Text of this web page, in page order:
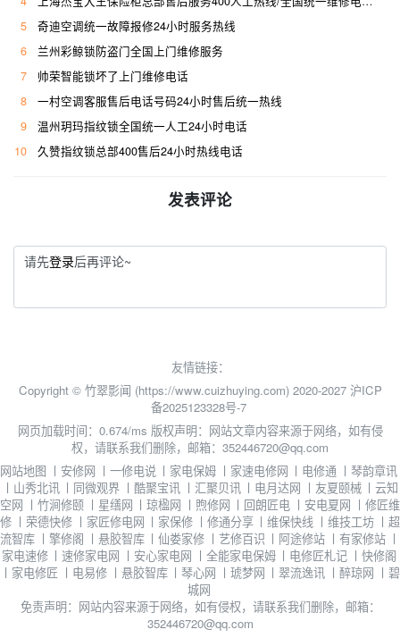
5
奇迪空调统一故障报修24小时服务热线
6
兰州彩鲸锁防盗门全国上门维修服务
7
帅荣智能锁坏了上门维修电话
8
一村空调客服售后电话号码24小时售后统一热线
9
温州玥玛指纹锁全国统一人工24小时电话
10
久赞指纹锁总部400售后24小时热线电话
发表评论
请先登录后再评论~
友情链接：
Copyright © 竹翠影闻 (https://www.cuizhuying.com) 2020-2027 沪ICP
备2025123328号-7
网页加载时间：0.674/ms 版权声明：网站文章内容来源于网络，如有侵
权，请联系我们删除，邮箱：352446720@qq.com
网站地图 丨 安修网 丨 一修电说 丨 家电保姆 丨 家速电修网 丨 电修通 丨琴韵章讯
丨 山秀北讯 丨 同微观界 丨 酷聚宝讯 丨 汇聚贝讯 丨 电月达网 丨 友夏颐械 丨云知
空网 丨 竹涧修颐 丨 星缮网 丨琼楹网 丨 煦修网 丨 回朗匠电 丨 安电夏网 丨 修匠维
修 丨 荣德快修 丨 家匠修电网 丨 家保修 丨 修通分享 丨维保快线 丨维技工坊 丨 超
流智库 丨 擎修阁 丨 悬胶智库 丨仙娄家修 丨 艺修百识 丨 阿途修站 丨 有家修站 丨
家电速修 丨 速修家电网 丨 安心家电网 丨 全能家电保姆 丨 电修匠札记 丨 快修阁
丨 家电修匠 丨 电易修 丨 悬胶智库 丨琴心网 丨 琥梦网 丨翠流逸讯 丨醉琼网 丨 碧
城网
免责声明：网站内容来源于网络，如有侵权，请联系我们删除，邮箱：
352446720@qq.com